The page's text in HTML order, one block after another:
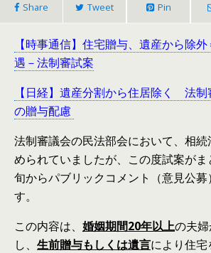
Share Tweet Pin
【時事通信】住宅贈与、遺産から除
遇－法制審試案
【日経】遺産分割から住居除く 法
の贈与配慮
法制審議会の民法部会において、相
められていましたが、この度試案が
旬からパブリックコメント（意見公募
す。
この内容は、 婚姻期間20年以上の夫
し、 生前贈与もしくは遺言により住